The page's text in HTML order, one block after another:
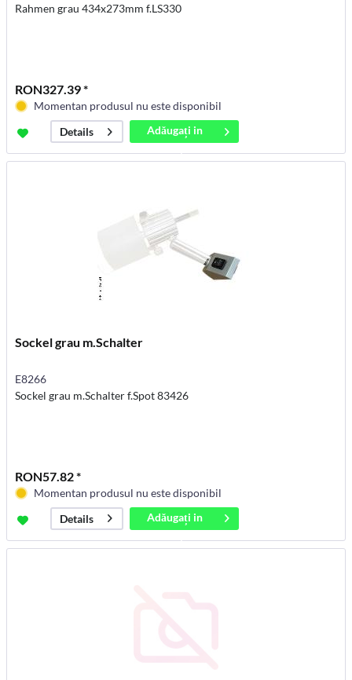
Rahmen grau 434x273mm f.LS330
RON327.39 *
Momentan produsul nu este disponibil
Details
Adăugați in
coș
Sockel grau m.Schalter
E8266
Sockel grau m.Schalter f.Spot 83426
RON57.82 *
Momentan produsul nu este disponibil
Details
Adăugați in
coș